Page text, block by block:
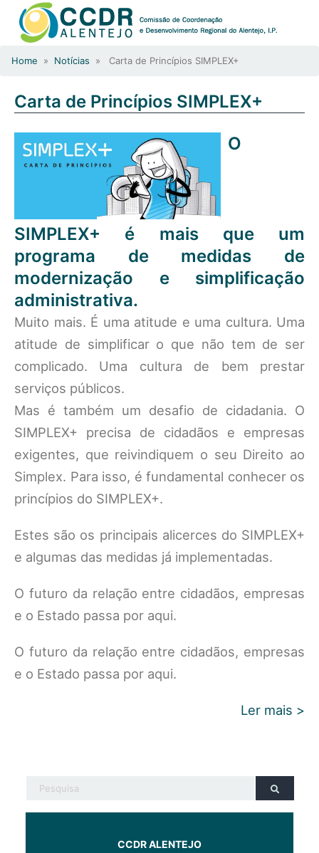
Home » Notícias » Carta de Princípios SIMPLEX+
Carta de Princípios SIMPLEX+
O
SIMPLEX+ é mais que um
programa de medidas de
modernização e simplificação
administrativa.
Muito mais. É uma atitude e uma cultura. Uma
atitude de simplificar o que não tem de ser
complicado. Uma cultura de bem prestar
serviços públicos.
Mas é também um desafio de cidadania. O
SIMPLEX+ precisa de cidadãos e empresas
exigentes, que reivindiquem o seu Direito ao
Simplex. Para isso, é fundamental conhecer os
princípios do SIMPLEX+.
Estes são os principais alicerces do SIMPLEX+
e algumas das medidas já implementadas.
O futuro da relação entre cidadãos, empresas
e o Estado passa por aqui.
O futuro da relação entre cidadãos, empresas
e o Estado passa por aqui.
Ler mais >
CCDR ALENTEJO